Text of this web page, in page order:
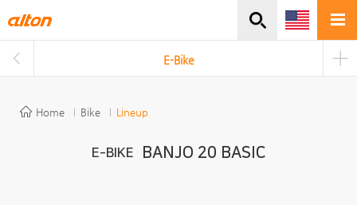
E-Bike
Home Bike Lineup
E-BIKE BANJO 20 BASIC